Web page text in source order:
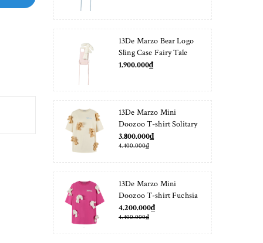
13De Marzo Bear Logo
Sling Case Fairy Tale
1.900.000₫
13De Marzo Mini
Doozoo T-shirt Solitary
Star
3.800.000₫
4.400.000₫
13De Marzo Mini
Doozoo T-shirt Fuchsia
Fedora
4.200.000₫
4.400.000₫